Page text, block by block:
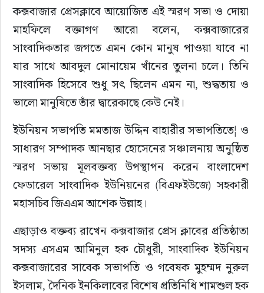
কক্সবাজার প্রেসক্লাবে আয়োজিত এই স্মরণ সভা ও দোয়া
মাহফিলে বক্তাগণ আরো বলেন, কক্সবাজারের
সাংবাদিকতার জগতে এমন কোন মানুষ পাওয়া যাবে না
যার সাথে আবদুল মোনায়েম খাঁনের তুলনা চলে। তিনি
সাংবাদিক হিসেবে শুধু সৎ ছিলেন এমন না, শুদ্ধতায় ও
ভালো মানুষিতে তাঁর দ্বারেকাছে কেউ নেই।
ইউনিয়ন সভাপতি মমতাজ উদ্দিন বাহারীর সভাপতিতে¦ ও
সাধারণ সম্পাদক আনছার হোসেনের সঞ্চালনায় অনুষ্ঠিত
স্মরণ সভায় মূলবক্তব্য উপস্থাপন করেন বাংলাদেশ
ফেডারেল সাংবাদিক ইউনিয়নের (বিএফইউজে) সহকারী
মহাসচিব জিএএম আশেক উল্লাহ।
এছাড়াও বক্তব্য রাখেন কক্সবাজার প্রেস ক্লাবের প্রতিষ্ঠাতা
সদস্য এসএম আমিনুল হক চৌধুরী, সাংবাদিক ইউনিয়ন
কক্সবাজারের সাবেক সভাপতি ও গবেষক মুহম্মদ নুরুল
ইসলাম, দৈনিক ইনকিলাবের বিশেষ প্রতিনিধি শামশুল হক